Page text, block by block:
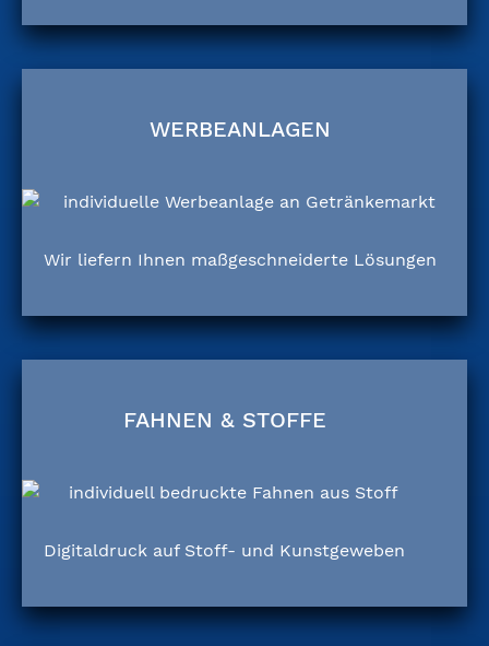
WERBEANLAGEN
Wir liefern Ihnen maßgeschneiderte Lösungen
FAHNEN & STOFFE
Digitaldruck auf Stoff- und Kunstgeweben